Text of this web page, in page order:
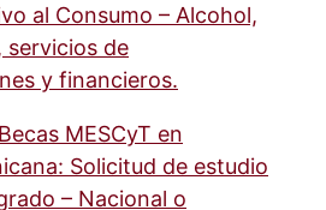
al Consumo – Alcohol,
servicios de
y financieros.